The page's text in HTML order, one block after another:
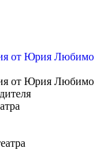
от Юрия
от Юрия